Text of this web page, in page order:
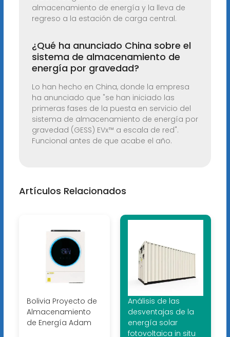
almacenamiento de energía y la lleva de
regreso a la estación de carga central.
¿Qué ha anunciado China sobre el
sistema de almacenamiento de
energía por gravedad?
Lo han hecho en China, donde la empresa
ha anunciado que "se han iniciado las
primeras fases de la puesta en servicio del
sistema de almacenamiento de energía por
gravedad (GESS) EVx™ a escala de red".
Funcional antes de que acabe el año.
Artículos Relacionados
Bolivia Proyecto de
Almacenamiento
de Energía Adam
Análisis de las
desventajas de la
energía solar
fotovoltaica in situ